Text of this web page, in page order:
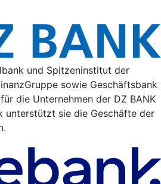
und Spitzeninstitut der
sowie Geschäftsbank
die Unternehmen der DZ BANK
unterstützt sie die Geschäfte der